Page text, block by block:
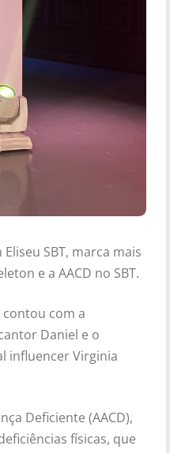
SBT, marca mais
e a AACD no SBT.
com a
Daniel e o
influencer Virginia
Deficiente (AACD),
físicas, que